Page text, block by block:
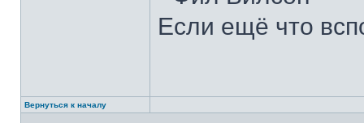
Если ещё что
Вернуться к началу